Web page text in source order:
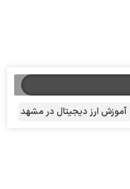
آموزش ارز دیجیتال در مشهد